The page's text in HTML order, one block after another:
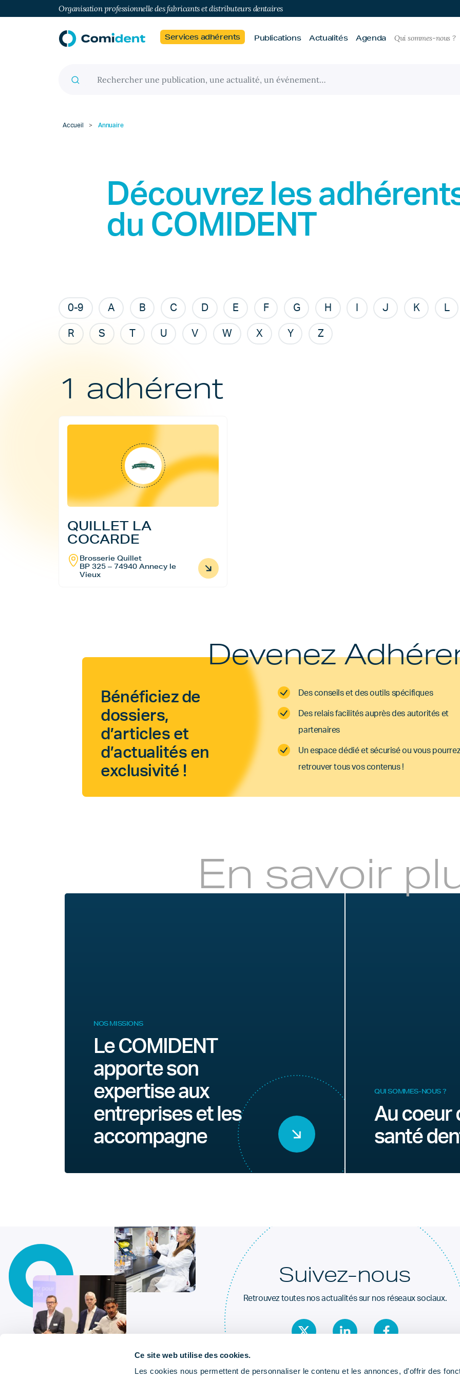
Ce site web utilise des cookies.
Les cookies nous permettent de personnaliser le contenu et les annonces, d'offrir des
Organisation professionnelle des fabricants et distributeurs dentaires
Services adhérents Publications Actualités Agenda Qui sommes-nous ?
Accueil > Annuaire
Découvrez les
du COMIDENT
0-9 A B C D E F G H J K L
R S U V W X Y Z
1 adhérent
QUILLET LA
COCARDE
Brosserie Quillet
BP 325 – 74940 Annecy le
Vieux
Devenez
Bénéficiez de
dossiers,
d’articles et
d’actualités en
exclusivité !
Des conseils et des outils spécifiques
Des relais facilités auprès des autorités et
partenaires
Un espace dédié et sécurisé ou vous pourrez
retrouver tous vos contenus !
En savoir
NOS MISSIONS
Le COMIDENT
apporte son
expertise aux
entreprises et les
accompagne
QUI SOMMES-NOUS ?
Au coeur
santé
Suivez-nous
Retrouvez toutes nos actualités sur nos réseaux sociaux.